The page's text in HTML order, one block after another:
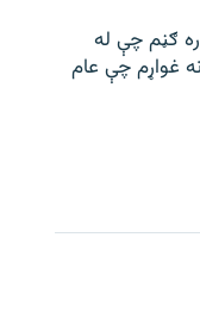
ګڼم چې له
غواړم چې عام